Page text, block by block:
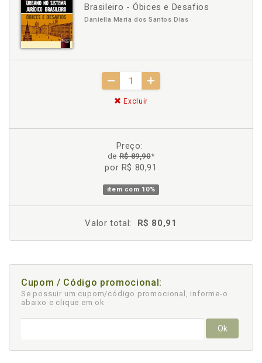
Brasileiro - Óbices e Desafios
Daniella Maria dos Santos Dias
Excluir
Preço:
deR$ 89,90*
por R$ 80,91
item com 10%
Valor total: R$ 80,91
Cupom / Código promocional:
Se possuir um cupom/código promocional, informe-o
abaixo e clique em ok
Ok